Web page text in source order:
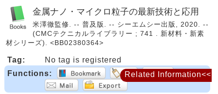
金属ナノ・マイクロ粒子の最新技術と応用
米澤徹監修. -- 普及版. -- シーエムシー出版, 2020. --
(CMCテクニカルライブラリー ; 741 . 新材料・新素
材シリーズ). <BB02380364>
Tag:
No tag is registered
Functions:
Related Information<<